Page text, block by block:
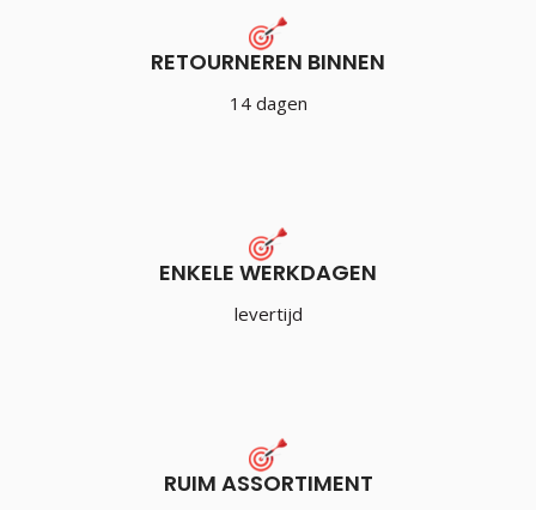
RETOURNEREN BINNEN
14 dagen
ENKELE WERKDAGEN
levertijd
RUIM ASSORTIMENT